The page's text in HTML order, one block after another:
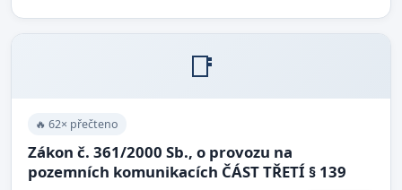
📑
🔥 62× přečteno
Zákon č. 361/2000 Sb., o provozu na
pozemních komunikacích ČÁST TŘETÍ § 139